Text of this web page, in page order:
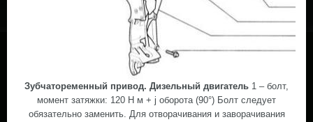
Зубчатоременный привод. Дизельный двигатель 1 – болт,
момент затяжки: 120 Н м + ј оборота (90°) Болт следует
обязательно заменить. Для отворачивания и заворачивания